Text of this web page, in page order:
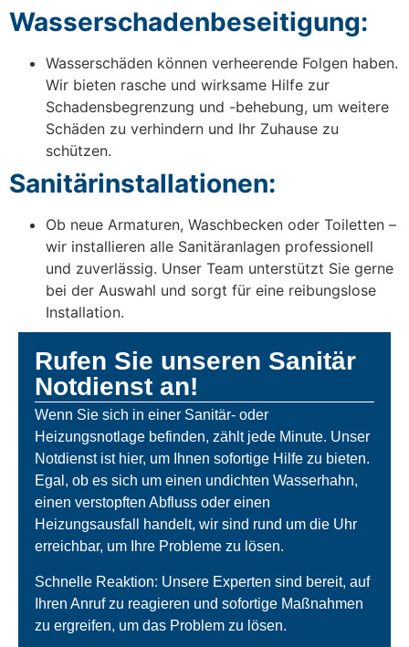
Wasserschadenbeseitigung:
Wasserschäden können verheerende Folgen haben.
Wir bieten rasche und wirksame Hilfe zur
Schadensbegrenzung und -behebung, um weitere
Schäden zu verhindern und Ihr Zuhause zu
schützen.
Sanitärinstallationen:
Ob neue Armaturen, Waschbecken oder Toiletten –
wir installieren alle Sanitäranlagen professionell
und zuverlässig. Unser Team unterstützt Sie gerne
bei der Auswahl und sorgt für eine reibungslose
Installation.
Rufen Sie unseren Sanitär
Notdienst an!
Wenn Sie sich in einer Sanitär- oder
Heizungsnotlage befinden, zählt jede Minute. Unser
Notdienst ist hier, um Ihnen sofortige Hilfe zu bieten.
Egal, ob es sich um einen undichten Wasserhahn,
einen verstopften Abfluss oder einen
Heizungsausfall handelt, wir sind rund um die Uhr
erreichbar, um Ihre Probleme zu lösen.
Schnelle Reaktion: Unsere Experten sind bereit, auf
Ihren Anruf zu reagieren und sofortige Maßnahmen
zu ergreifen, um das Problem zu lösen.